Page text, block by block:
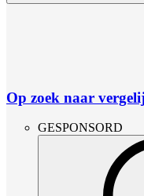
Op zoek naar
GESPONSORD